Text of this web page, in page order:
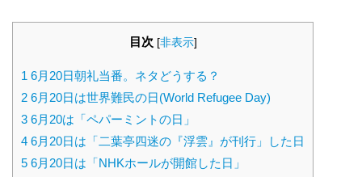
目次 [非表示]
1 6月20日朝礼当番。ネタどうする？
2 6月20日は世界難民の日(World Refugee Day)
3 6月20は「ペパーミントの日」
4 6月20日は「二葉亭四迷の『浮雲』が刊行」した日
5 6月20日は「NHKホールが開館した日」